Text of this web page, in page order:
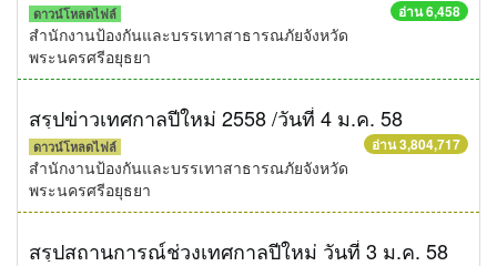
ดาวน์โหลดไฟล์ อ่าน 6,458
สำนักงานป้องกันและบรรเทาสาธารณภัยจังหวัด
พระนครศรีอยุธยา
สรุปข่าวเทศกาลปีใหม่ 2558 /วันที่ 4 ม.ค. 58
ดาวน์โหลดไฟล์ อ่าน 3,804,717
สำนักงานป้องกันและบรรเทาสาธารณภัยจังหวัด
พระนครศรีอยุธยา
สรุปสถานการณ์ช่วงเทศกาลปีใหม่ วันที่ 3 ม.ค. 58